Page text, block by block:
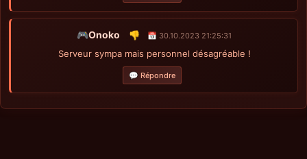
🎮Onoko 👎 📅 30.10.2023 21:25:31
Serveur sympa mais personnel désagréable !
💬 Répondre